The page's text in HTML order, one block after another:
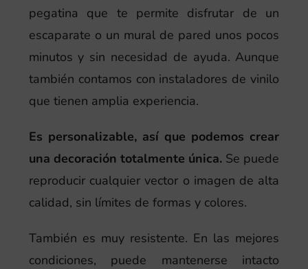
pegatina que te permite disfrutar de un
escaparate o un mural de pared unos pocos
minutos y sin necesidad de ayuda. Aunque
también contamos con instaladores de vinilo
que tienen amplia experiencia.
Es personalizable, así que podemos crear
una decoración totalmente única. Se puede
reproducir cualquier vector o imagen de alta
calidad, sin límites de formas y colores.
También es muy resistente. En las mejores
condiciones, puede mantenerse intacto